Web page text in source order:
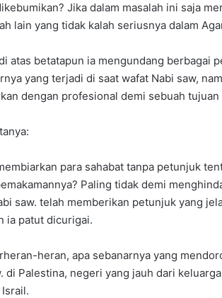
Jika dalam masalah ini saja
lain yang tidak kalah seriusnya dalam
atas betatapun ia mengundang berbagai
yang terjadi di saat wafat Nabi saw,
dengan profesional demi sebuah tujuan
para sahabat tanpa petunjuk
Paling tidak demi
saw. telah memberikan petunjuk yang
ia patut dicurigai.
heran, apa sebanarnya yang
di Palestina, negeri yang jauh dari